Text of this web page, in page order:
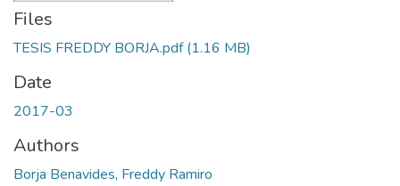
Files
TESIS FREDDY BORJA.pdf(1.16 MB)
Date
2017-03
Authors
Borja Benavides, Freddy Ramiro